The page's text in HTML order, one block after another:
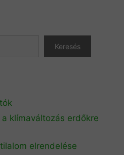
Keresés
klímaváltozás erdőkre
elrendelése